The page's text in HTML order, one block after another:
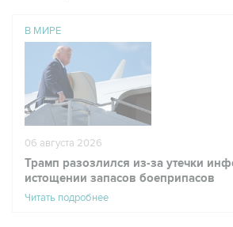
В МИРЕ
06 августа 2026
Трамп разозлился из-за утечки
истощении запасов боеприпасов
Читать подробнее